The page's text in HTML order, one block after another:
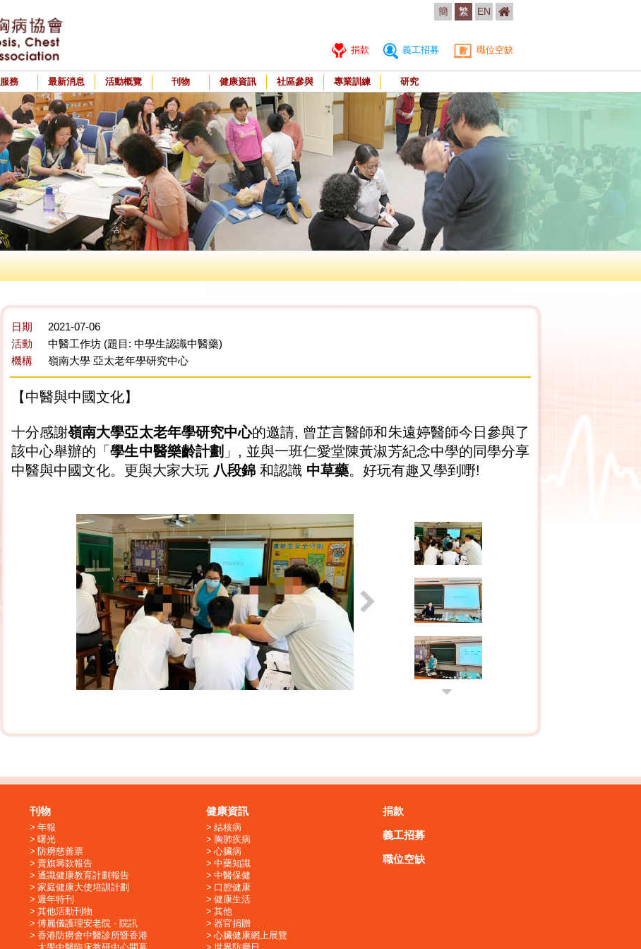
簡 繁 EN
捐款 義工招募 職位空缺
服務 最新消息 活動概覽 刊物 健康資訊 社區參與 專業訓練 研究
日期
2021-07-06
活動
中醫工作坊 (題目: 中學生認識中醫藥)
機構
嶺南大學 亞太老年學研究中心
【中醫與中國文化】
十分感謝嶺南大學亞太老年學研究中心的邀請, 曾芷言醫師和朱遠婷醫師今日參與了
該中心舉辦的「學生中醫樂齡計劃 」, 並與一班仁愛堂陳黃淑芳紀念中學的同學分享
中醫與中國文化。更與大家大玩 八段錦 和認識 中草藥。好玩有趣又學到嘢!
刊物
年報
曙光
防癆慈善票
賣旗籌款報告
通識健康教育計劃報告
家庭健康大使培訓計劃
週年特刊
其他活動刊物
傅麗儀護理安老院 - 院訊
香港防癆會中醫診所暨香港
健康資訊
結核病
胸肺疾病
心臟病
中藥知識
中醫保健
口腔健康
健康生活
其他
器官捐贈
心臟健康網上展覽
捐款
義工招募
職位空缺